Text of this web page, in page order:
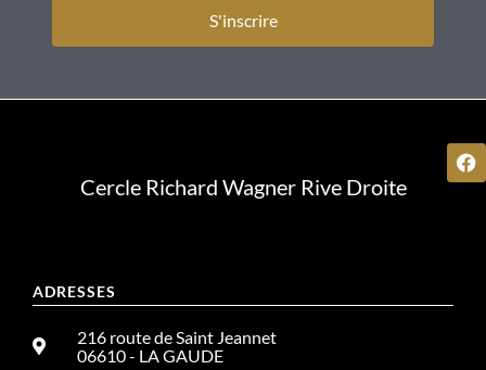
S'inscrire
ADRESSES
216 route de Saint Jeannet
06610 - LA GAUDE
Cercle Richard Wagner Rive Droite